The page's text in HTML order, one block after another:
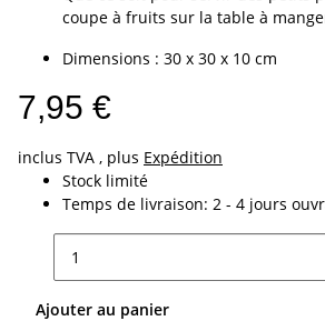
coupe à fruits sur la table à
Dimensions : 30 x 30 x 10 cm
7,95 €
inclus TVA , plus Expédition
Stock limité
Temps de livraison: 2 - 4 jours
Ajouter au panier